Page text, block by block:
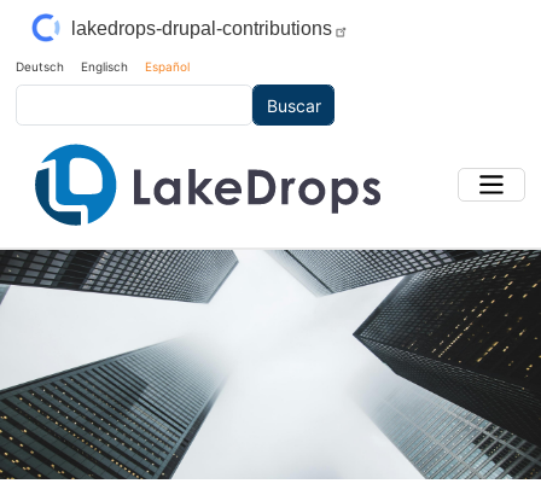
Pasar al contenido principal
lakedrops-drupal-contributions
Deutsch Englisch Español
Main Image
Imagen